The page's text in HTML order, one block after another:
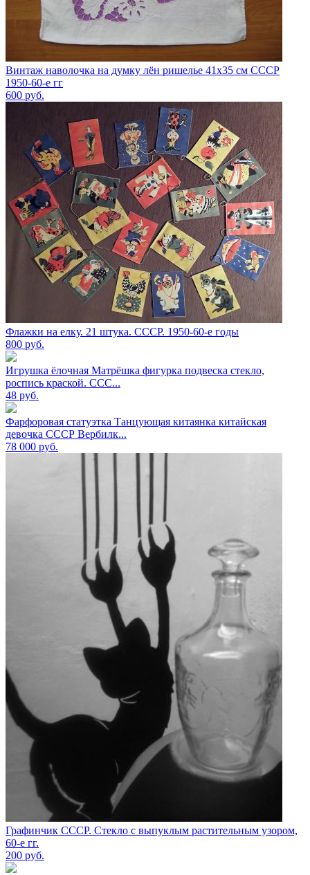
Винтаж наволочка на думку лён ришелье 41х35 см СССР
1950-60-е гг
600 руб.
Флажки на елку. 21 штука. СССР. 1950-60-е годы
800 руб.
Игрушка ёлочная Матрёшка фигурка подвеска стекло,
роспись краской. ССС...
48 руб.
Фарфоровая статуэтка Танцующая китаянка китайская
девочка СССР Вербилк...
78 000 руб.
Графинчик СССР. Стекло с выпуклым растительным узором,
60-е гг.
200 руб.